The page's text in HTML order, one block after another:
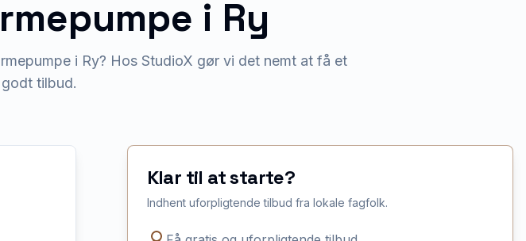
i Ry
i Ry? Hos StudioX gør vi det nemt at få et
tilbud.
Klar til at starte?
Indhent uforpligtende tilbud fra lokale fagfolk.